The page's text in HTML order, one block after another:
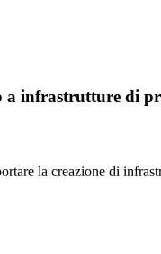
infrastrutture di
la creazione di